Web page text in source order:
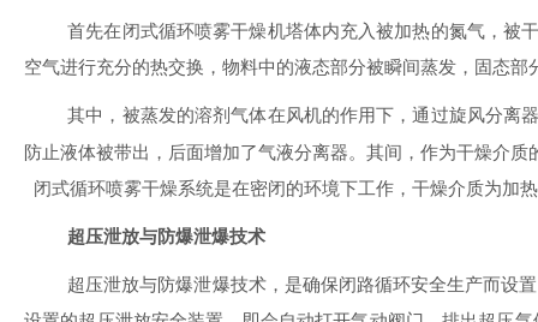
首先在闭式循环喷雾干燥机塔体内充入被加热的氮气，被
空气进行充分的热交换，物料中的液态部分被瞬间蒸发，固态
其中，被蒸发的溶剂气体在风机的作用下，通过旋风分离
防止液体被带出，后面增加了气液分离器。其间，作为干燥介
闭式循环喷雾干燥系统是在密闭的环境下工作，干燥介质为加
超压泄放与防爆泄爆技术
超压泄放与防爆泄爆技术，是确保闭路循环安全生产而设